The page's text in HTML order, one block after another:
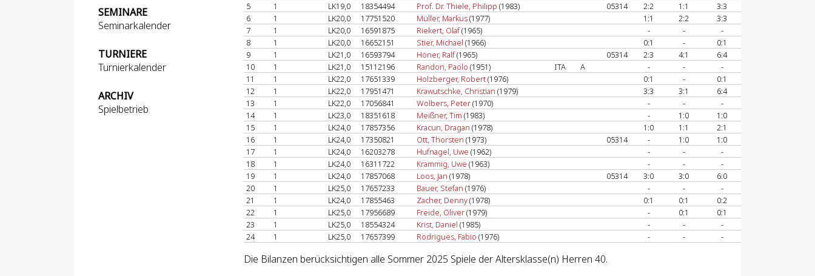
SEMINARE
Seminarkalender
TURNIERE
Turnierkalender
ARCHIV
Spielbetrieb
5
1 LK19,0 18354494 Prof. Dr. Thiele, Philipp (1983) 05314 2:2 1:1
3:3
6
1 LK20,0 17751520 Müller, Markus(1977) 1:1 2:2
3:3
7
1 LK20,0 16591875 Riekert, Olaf(1965) - -
-
8
1 LK20,0 16652151 Stier, Michael (1966) 0:1 -
0:1
9
1 LK21,0 16593794 Höner, Ralf(1965) 05314 2:3 4:1
6:4
10
1 LK21,0 15112196 Randon, Paolo (1951) ITA A - -
-
11
1 LK22,0 17651339 Holzberger, Robert(1976) 0:1 -
0:1
12
1 LK22,0 17951471 Krawutschke, Christian (1979) 3:3 3:1
6:4
13
1 LK22,0 17056841 Wolbers, Peter(1970) - -
-
14
1 LK23,0 18351618 Meißner, Tim (1983) - 1:0
1:0
15
1 LK24,0 17857356 Kracun, Dragan (1978) 1:0 1:1
2:1
16
1 LK24,0 17350821 Ott, Thorsten (1973) 05314 - 1:0
1:0
17
1 LK24,0 16203278 Hufnagel, Uwe (1962) - -
-
18
1 LK24,0 16311722 Krammig, Uwe (1963) - -
-
19
1 LK24,0 17857068 Loos, Jan (1978) 05314 3:0 3:0
6:0
20
1 LK25,0 17657233 Bauer, Stefan (1976) - -
-
21
1 LK24,0 17855463 Zacher, Denny(1978) 0:1 0:1
0:2
22
1 LK25,0 17956689 Freide, Oliver(1979) - 0:1
0:1
23
1 LK25,0 18554324 Krist, Daniel (1985) - -
-
24
1 LK25,0 17657399 Rodrigues, Fabio (1976) - - -
Die Bilanzen berücksichtigen alle Sommer 2025 Spiele der Altersklasse(n) Herren 40.